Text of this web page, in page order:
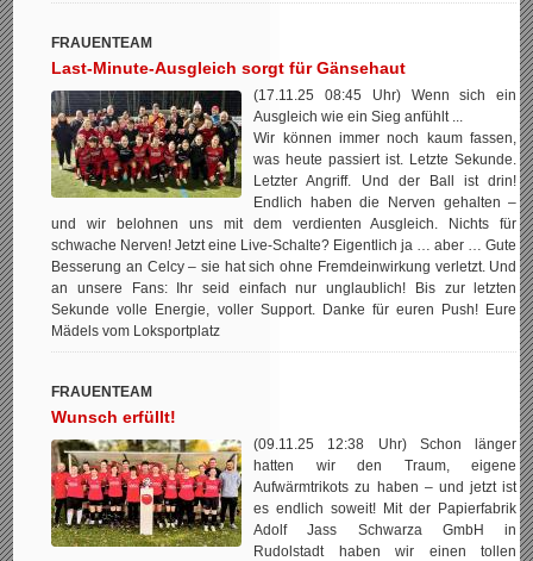
FRAUENTEAM
Last-Minute-Ausgleich sorgt für Gänsehaut
(17.11.25 08:45 Uhr) Wenn sich ein
Ausgleich wie ein Sieg anfühlt ...
Wir können immer noch kaum fassen,
was heute passiert ist. Letzte Sekunde.
Letzter Angriff. Und der Ball ist drin!
Endlich haben die Nerven gehalten –
und wir belohnen uns mit dem verdienten Ausgleich. Nichts für
schwache Nerven! Jetzt eine Live-Schalte? Eigentlich ja … aber … Gute
Besserung an Celcy – sie hat sich ohne Fremdeinwirkung verletzt. Und
an unsere Fans: Ihr seid einfach nur unglaublich! Bis zur letzten
Sekunde volle Energie, voller Support. Danke für euren Push! Eure
Mädels vom Loksportplatz
FRAUENTEAM
Wunsch erfüllt!
(09.11.25 12:38 Uhr) Schon länger
hatten wir den Traum, eigene
Aufwärmtrikots zu haben – und jetzt ist
es endlich soweit! Mit der Papierfabrik
Adolf Jass Schwarza GmbH in
Rudolstadt haben wir einen tollen